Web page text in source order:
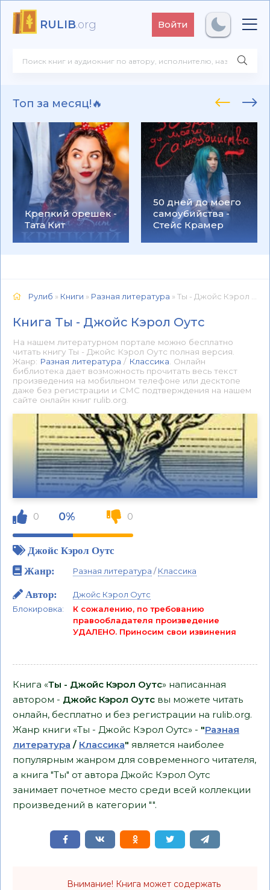
RULIB.org Войти
Топ за месяц!🔥
Крепкий орешек -
Тата Кит
50 дней до моего
самоубийства -
Стейс Крамер
Рулиб » Книги » Разная литература » Ты - Джойс Кэрол Оутс 📕 - Книга онлайн бесплатно
Книга Ты - Джойс Кэрол Оутс
На нашем литературном портале можно бесплатно
читать книгу Ты - Джойс Кэрол Оутс полная версия.
Жанр: Разная литература / Классика . Онлайн
библиотека дает возможность прочитать весь текст
произведения на мобильном телефоне или десктопе
даже без регистрации и СМС подтверждения на нашем
сайте онлайн книг rulib.org.
0 0% 0
Джойс Кэрол Оутс
Жанр:
Разная литература /Классика
Автор:
Джойс Кэрол Оутс
Блокировка:
К сожалению, по требованию
правообладателя произведение
УДАЛЕНО. Приносим свои извинения
Книга «Ты - Джойс Кэрол Оутс» написанная
автором - Джойс Кэрол Оутс вы можете читать
онлайн, бесплатно и без регистрации на rulib.org.
Жанр книги «Ты - Джойс Кэрол Оутс» - "Разная
литература / Классика" является наиболее
популярным жанром для современного читателя,
а книга "Ты" от автора Джойс Кэрол Оутс
занимает почетное место среди всей коллекции
произведений в категории "".
Внимание! Книга может содержать